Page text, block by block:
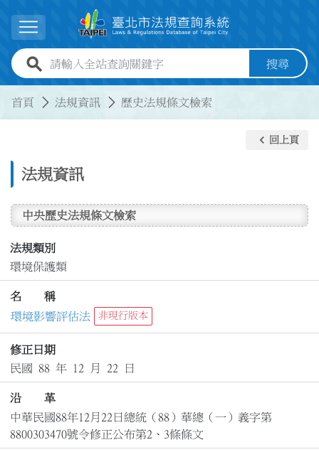
展開選單
全站查詢關鍵字欄位 搜尋
首頁 法規資訊 歷史法規條文檢索
法規資訊
keyboard_arrow_left 回上頁
中央歷史法規條文檢索
法規類別
環境保護類
名 稱
環境影響評估法
非現行版本
修正日期
民國 88 年 12 月 22 日
沿 革
中華民國88年12月22日總統（88）華總（一）義字第
8800303470號令修正公布第2、3條條文